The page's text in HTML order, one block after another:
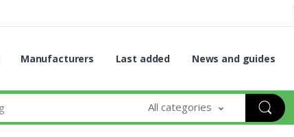
Manufacturers Last added News and guides
All categories